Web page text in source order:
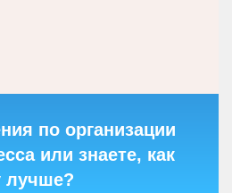
по организации
или знаете, как
лучше?